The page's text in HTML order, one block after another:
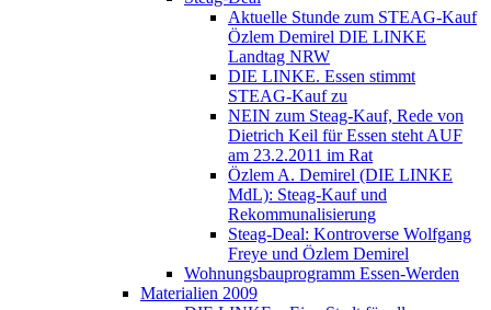
Aktuelle Stunde zum STEAG-Kauf
Özlem Demirel DIE LINKE
Landtag NRW
DIE LINKE. Essen stimmt
STEAG-Kauf zu
NEIN zum Steag-Kauf, Rede von
Dietrich Keil für Essen steht AUF
am 23.2.2011 im Rat
Özlem A. Demirel (DIE LINKE
MdL): Steag-Kauf und
Rekommunalisierung
Steag-Deal: Kontroverse Wolfgang
Freye und Özlem Demirel
Wohnungsbauprogramm Essen-Werden
Materialien 2009